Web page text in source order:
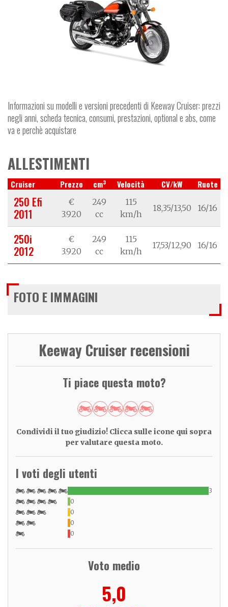
Informazioni su modelli e versioni precedenti di Keeway Cruiser: prezzi
negli anni, scheda tecnica, consumi, prestazioni, optional e abs, come
va e perchè acquistare
ALLESTIMENTI
Cruiser Prezzo cm3 Velocità CV/kW Ruote
250 Efi
2011
€
3.920
249
cc
115
km/h
18,35/13,50 16/16
250i
2012
€
3.920
249
cc
115
km/h
17,53/12,90 16/16
FOTO E IMMAGINI
Keeway Cruiser recensioni
Ti piace questa moto?
Condividi il tuo giudizio! Clicca sulle icone qui sopra
per valutare questa moto.
I voti degli utenti
3
0
0
0
0
Voto medio
5,0